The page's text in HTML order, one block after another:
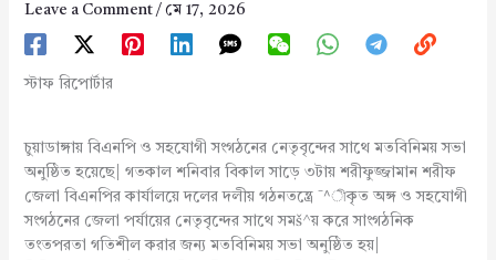
Leave a Comment / মে 17, 2026
স্টাফ রিপোর্টার
চুয়াডাঙ্গায় বিএনপি ও সহযোগী সংগঠনের নেতৃবৃন্দের সাথে মতবিনিময় সভা
অনুষ্ঠিত হয়েছে| গতকাল শনিবার বিকাল সাড়ে ৩টায় শরীফুজ্জামান শরীফ
জেলা বিএনপির কার্যালয়ে দলের দলীয় গঠনতন্ত্রে ¯^ীকৃত অঙ্গ ও সহযোগী
সংগঠনের জেলা পর্যায়ের নেতৃবৃন্দের সাথে সমš^য় করে সাংগঠনিক
তংতপরতা গতিশীল করার জন্য মতবিনিময় সভা অনুষ্ঠিত হয়|